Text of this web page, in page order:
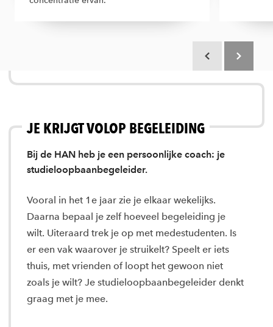
JE KRIJGT VOLOP BEGELEIDING
Bij de HAN heb je een persoonlijke coach: je
studieloopbaanbegeleider.
Vooral in het 1e jaar zie je elkaar wekelijks.
Daarna bepaal je zelf hoeveel begeleiding je
wilt. Uiteraard trek je op met medestudenten. Is
er een vak waarover je struikelt? Speelt er iets
thuis, met vrienden of loopt het gewoon niet
zoals je wilt? Je studieloopbaanbegeleider denkt
graag met je mee.